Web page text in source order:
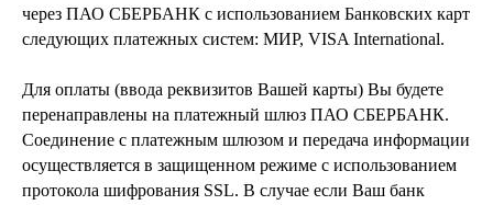
через ПАО СБЕРБАНК с использованием Банковских карт
следующих платежных систем: МИР, VISA International.
Для оплаты (ввода реквизитов Вашей карты) Вы будете
перенаправлены на платежный шлюз ПАО СБЕРБАНК.
Соединение с платежным шлюзом и передача информации
осуществляется в защищенном режиме с использованием
протокола шифрования SSL. В случае если Ваш банк